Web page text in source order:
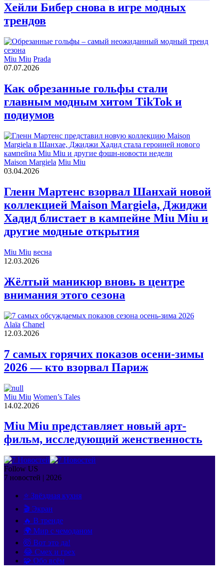
Хейли Бибер снова в игре модных
трендов
Miu Miu Prada
07.07.2026
Как обрезанные гольфы стали
главным модным хитом TikTok и
подиумов
Maison Margiela Miu Miu
03.04.2026
Гленн Мартенс взорвал Шанхай новой
коллекцией Maison Margiela, Джиджи
Хадид блистает в кампейне Miu Miu и
другие модные открытия
Miu Miu весна
12.03.2026
Жёлтый маникюр вновь в центре
внимания этого сезона
Alaïa Chanel
12.03.2026
7 самых горячих показов осени-зимы
2026 — кто взорвал Париж
Miu Miu Women’s Tales
14.02.2026
Miu Miu представляет новый арт-
фильм, исследующий женственность
Follow US
7 новостей | 2026
⭐ Звёздная кухня
🎬 Экран
🔥 В тренде
🌍 Мир с чемоданом
🤯 Вот это да!
😂 Смех и грех
🧩 Обо всём